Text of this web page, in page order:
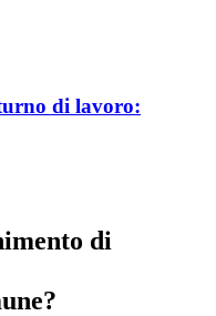
di lavoro:
di